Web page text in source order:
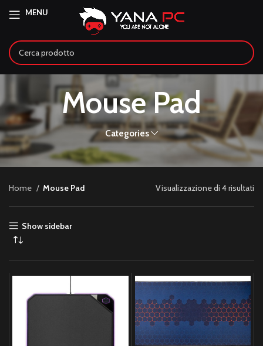
MENU
Mouse Pad
Categories
Home Mouse Pad Visualizzazione di 4 risultati
Show sidebar